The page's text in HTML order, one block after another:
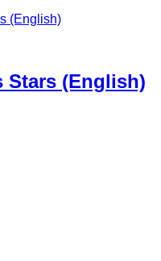
Stars (English)